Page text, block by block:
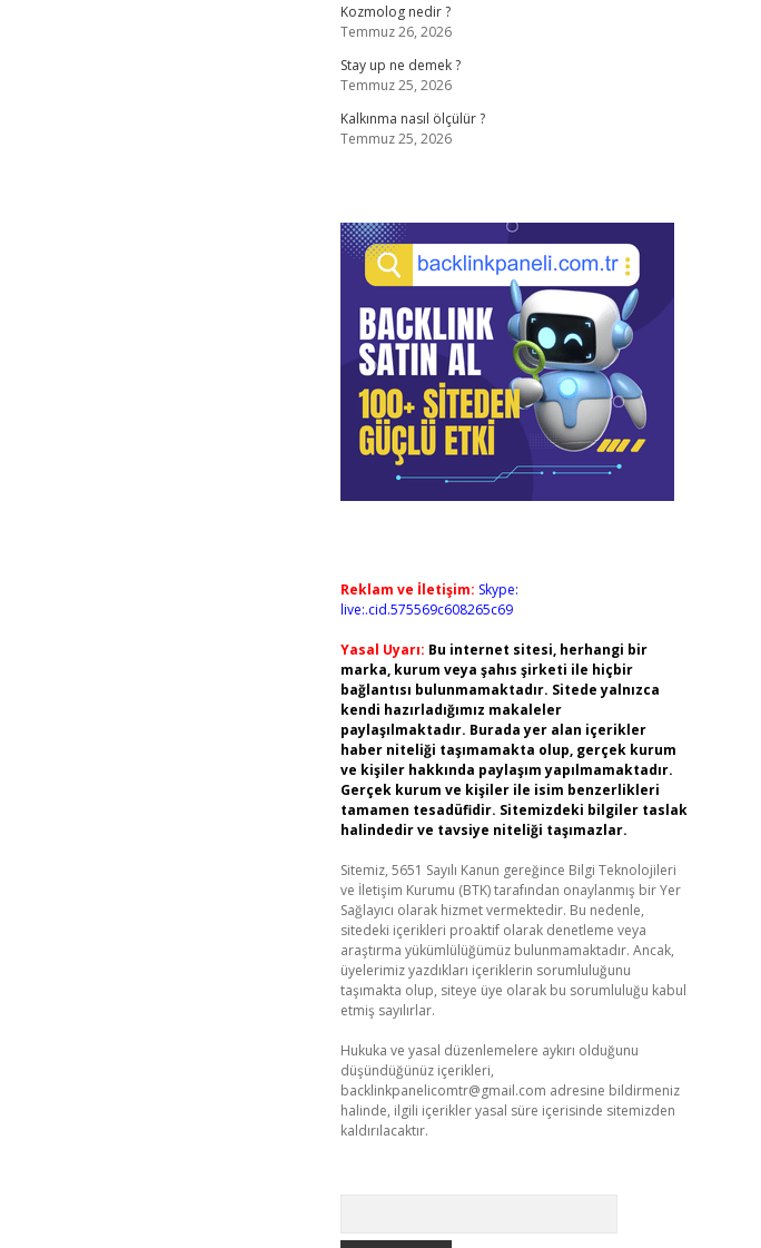
Kozmolog nedir ?
Temmuz 26, 2026
Stay up ne demek ?
Temmuz 25, 2026
Kalkınma nasıl ölçülür ?
Temmuz 25, 2026
Reklam ve İletişim: Skype:
live:.cid.575569c608265c69
Yasal Uyarı: Bu internet sitesi, herhangi bir
marka, kurum veya şahıs şirketi ile hiçbir
bağlantısı bulunmamaktadır. Sitede yalnızca
kendi hazırladığımız makaleler
paylaşılmaktadır. Burada yer alan içerikler
haber niteliği taşımamakta olup, gerçek kurum
ve kişiler hakkında paylaşım yapılmamaktadır.
Gerçek kurum ve kişiler ile isim benzerlikleri
tamamen tesadüfidir. Sitemizdeki bilgiler taslak
halindedir ve tavsiye niteliği taşımazlar.
Sitemiz, 5651 Sayılı Kanun gereğince Bilgi Teknolojileri
ve İletişim Kurumu (BTK) tarafından onaylanmış bir Yer
Sağlayıcı olarak hizmet vermektedir. Bu nedenle,
sitedeki içerikleri proaktif olarak denetleme veya
araştırma yükümlülüğümüz bulunmamaktadır. Ancak,
üyelerimiz yazdıkları içeriklerin sorumluluğunu
taşımakta olup, siteye üye olarak bu sorumluluğu kabul
etmiş sayılırlar.
Hukuka ve yasal düzenlemelere aykırı olduğunu
düşündüğünüz içerikleri,
backlinkpanelicomtr@gmail.com adresine bildirmeniz
halinde, ilgili içerikler yasal süre içerisinde sitemizden
kaldırılacaktır.